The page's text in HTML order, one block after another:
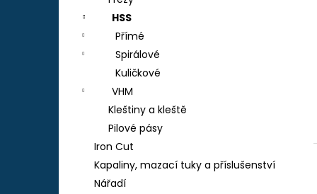
HSS
Přímé
Spirálové
Kuličkové
VHM
Kleštiny a kleště
Pilové pásy
Iron Cut
Kapaliny, mazací tuky a příslušenství
Nářadí
TEFLON ZELENÝ - TL.0,15 MM, 230 X 587
MM - AKS 6105, 1605, 6410, 6250, 9600
290 Kč